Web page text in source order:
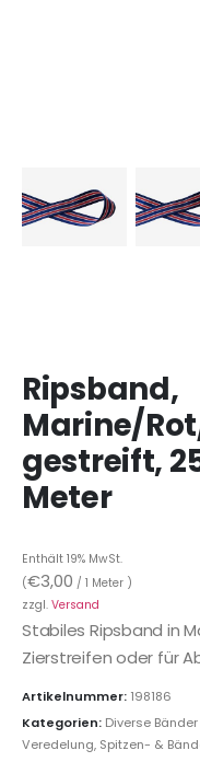
Ripsband,
Marine/
gestreift,
Meter
Enthält 19% MwSt.
(€3,00 / 1 Meter )
zzgl. Versand
Stabiles Ripsband in
Zierstreifen oder für
Artikelnummer: 198186
Kategorien: Diverse
Veredelung, Spitzen- &